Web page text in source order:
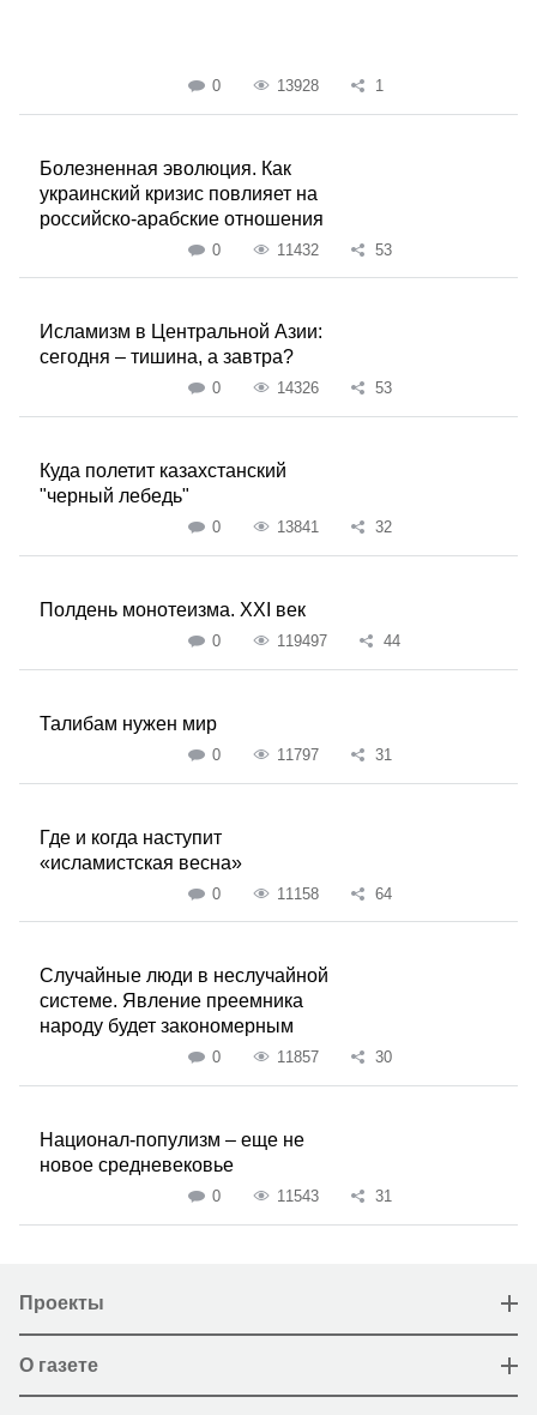
0 13928 1
Болезненная эволюция. Как
украинский кризис повлияет на
российско-арабские отношения
0 11432 53
Исламизм в Центральной Азии:
cегодня – тишина, а завтра?
0 14326 53
Куда полетит казахстанский
"черный лебедь"
0 13841 32
Полдень монотеизма. XXI век
0 119497 44
Талибам нужен мир
0 11797 31
Где и когда наступит
«исламистcкая весна»
0 11158 64
Случайные люди в неслучайной
системе. Явление преемника
народу будет закономерным
0 11857 30
Национал-популизм – еще не
новое средневековье
0 11543 31
Проекты
О газете